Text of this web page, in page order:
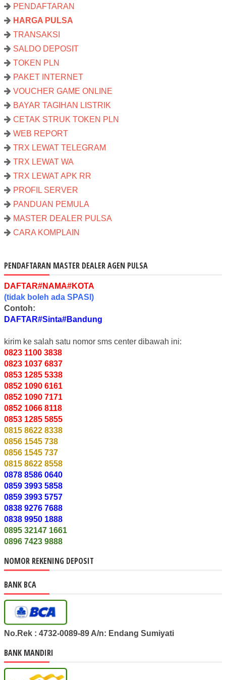
PENDAFTARAN
HARGA PULSA
TRANSAKSI
SALDO DEPOSIT
TOKEN PLN
PAKET INTERNET
VOUCHER GAME ONLINE
BAYAR TAGIHAN LISTRIK
CETAK STRUK TOKEN PLN
WEB REPORT
TRX LEWAT TELEGRAM
TRX LEWAT WA
TRX LEWAT APK RR
PROFIL SERVER
PANDUAN PEMULA
MASTER DEALER PULSA
CARA KOMPLAIN
PENDAFTARAN MASTER DEALER AGEN PULSA
DAFTAR#NAMA#KOTA
(tidak boleh ada SPASI )
Contoh:
DAFTAR#Sinta#Bandung
kirim ke salah satu nomor sms center dibawah ini:
0823 1100 3838
0823 1037 6837
0853 1285 5338
0852 1090 6161
0852 1090 7171
0852 1066 8118
0853 1285 5855
0815 8622 8338
0856 1545 738
0856 1545 737
0815 8622 8558
0878 8586 0640
0859 3993 5858
0859 3993 5757
0838 9276 7688
0838 9950 1888
0895 32147 1661
0896 7423 9888
NOMOR REKENING DEPOSIT
BANK BCA
No.Rek : 4732-0089-89 A/n: Endang Sumiyati
BANK MANDIRI